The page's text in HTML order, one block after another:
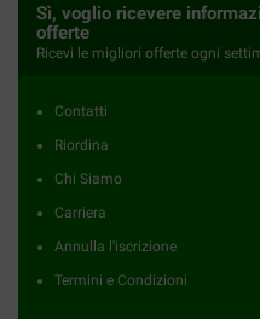
Sì, voglio ricevere
offerte
Ricevi le migliori offerte ogni
Contatti
Riordina
Chi Siamo
Carriera
Annulla l'iscrizione
Termini e Condizioni